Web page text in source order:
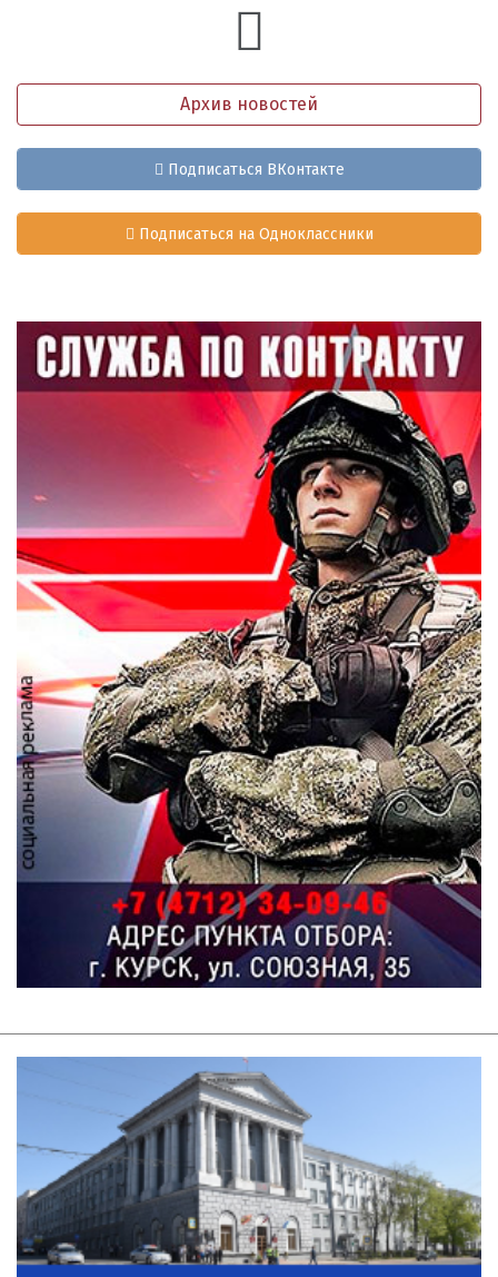
Архив новостей
Подписаться ВКонтакте
Подписаться на Одноклассники